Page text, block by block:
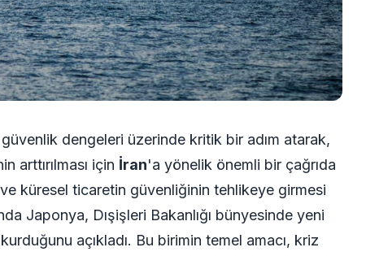
dengeleri üzerinde kritik bir adım atarak,
arttırılması için İran'a yönelik önemli bir çağrıda
küresel ticaretin güvenliğinin tehlikeye girmesi
Japonya, Dışişleri Bakanlığı bünyesinde yeni
kurduğunu açıkladı. Bu birimin temel amacı, kriz